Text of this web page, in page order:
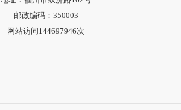
邮政编码：350003
网站访问144697946次